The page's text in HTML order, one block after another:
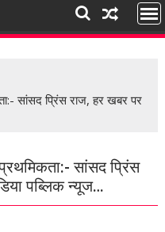
सांसद प्रिंस राज, हर खबर पर
सांसद प्रिंस
पब्लिक न्यूज…